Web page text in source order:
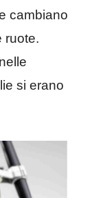
cambiano
ruote.
si erano